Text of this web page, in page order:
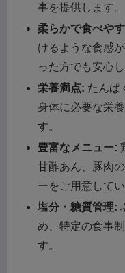
事を提供します。
柔らかで食べや
けるような食感
った方でも安心
栄養満点: たんぱ
身体に必要な栄
す。
豊富なメニュー:
甘酢あん、豚肉
ーをご用意してい
塩分・糖質管理:
め、特定の食事
す。